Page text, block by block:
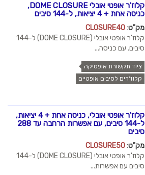
קלוז'ר אופטי אובלי DOME CLOSURE,
כניסה אחת + 4 יציאות, ל-144 סיבים
מק"ט:
CLOSURE40
קלוז'ר אופטי אובלי (DOME CLOSURE) ל-144
סיבים. עם כניסה...
ציוד תקשורת אופטיקה
קלוז'רים לסיבים אופטיים
קלוז'ר אופטי אובלי, כניסה אחת + 4 יציאות,
ל-144 סיבים, עם אפשרות הרחבה עד 288
סיבים
מק"ט:
CLOSURE50
קלוז'ר אופטי אובלי (DOME CLOSURE) ל-144
סיבים עם אפשרות...